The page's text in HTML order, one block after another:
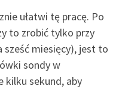
ułatwi tę pracę. Po
to zrobić tylko przy
sześć miesięcy), jest to
sondy w
kilku sekund, aby